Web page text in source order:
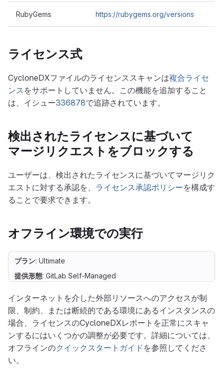
RubyGems https://rubygems.org/versions
ライセンス式
CycloneDXファイルのライセンススキャンは複合ライセ
ンス をサポートしていません。この機能を追加すること
は、イシュー336878で追跡されています。
検出されたライセンスに基づいて
マージリクエストをブロックする
ユーザーは、検出されたライセンスに基づいてマージリク
エストに対する承認を、 ライセンス承認ポリシーを構成す
ることで要求できます。
オフライン環境での実行
プラン: Ultimate
提供形態: GitLab Self-Managed
インターネットを介した外部リソースへのアクセスが制
限、制約、または断続的である環境にあるインスタンスの
場合、ライセンスのCycloneDXレポートを正常にスキャ
ンするにはいくつかの調整が必要です。詳細については、
オフラインのクイックスタートガイド を参照してくださ
い。